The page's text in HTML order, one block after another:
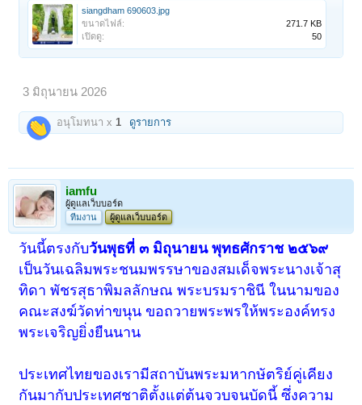
siangdham 690603.jpg
ขนาดไฟล์:
271.7 KB
เปิดดู:
50
3 มิถุนายน 2026
อนุโมทนา x1 ดูรายการ
iamfu
ผู้ดูแลเว็บบอร์ด
ทีมงาน
ผู้ดูแลเว็บบอร์ด
วันนี้ตรงกับวันพุธที่ ๓ มิถุนายน พุทธศักราช ๒๕๖๙
เป็นวันเฉลิมพระชนมพรรษาของสมเด็จพระนางเจ้าสุ
ทิดา พัชรสุธาพิมลลักษณ พระบรมราชินี ในนามของ
คณะสงฆ์วัดท่าขนุน ขอถวายพระพรให้พระองค์ทรง
พระเจริญยิ่งยืนนาน
ประเทศไทยของเรามีสถาบันพระมหากษัตริย์คู่เคียง
กันมากับประเทศชาติตั้งแต่ต้นจวบจนบัดนี้ ซึ่งความ